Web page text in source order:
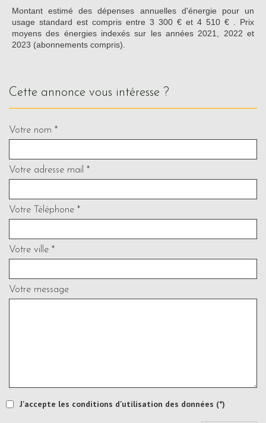
Montant estimé des dépenses annuelles d'énergie pour un
usage standard est compris entre 3 300 € et 4 510 € . Prix
moyens des énergies indexés sur les années 2021, 2022 et
2023 (abonnements compris).
cette annonce vous intéresse ?
Votre nom *
Votre adresse mail *
Votre Téléphone *
Votre ville *
Votre message
J'accepte les conditions d'utilisation des données (*)